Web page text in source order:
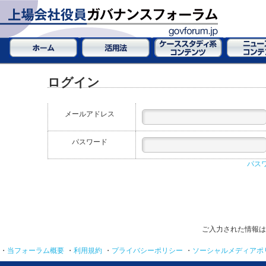
ログイン
メールアドレス
パスワード
パス
ご入力された情報
・ 当フォーラム概要 ・ 利用規約 ・ プライバシーポリシー ・ ソーシャルメディアポ